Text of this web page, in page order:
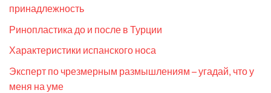
принадлежность
Ринопластика до и после в Турции
Характеристики испанского носа
Эксперт по чрезмерным размышлениям – угадай, что у
меня на уме